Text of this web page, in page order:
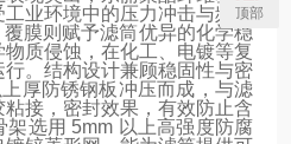
业环境中的压力冲击与频繁
膜则赋予滤筒优异的化学稳
质侵蚀，在化工、电镀等复
。结构设计兼顾稳固性与密
厚防锈钢板冲压而成，与滤
接，密封效果，有效防止含
选用 5mm 以上高强度防腐
顶部